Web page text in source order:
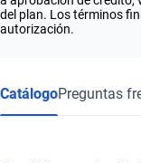
del plan. Los términos
autorización.
CatálogoPreguntas